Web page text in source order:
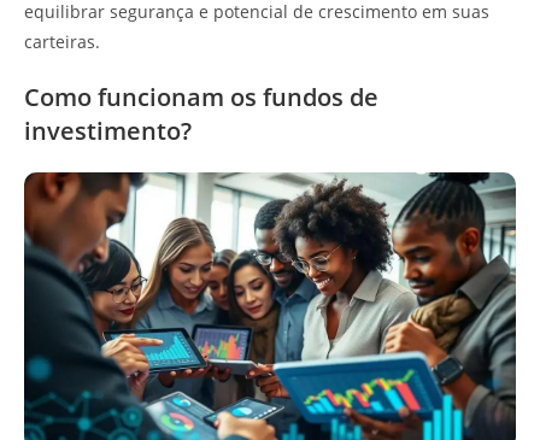
equilibrar segurança e potencial de crescimento em suas
carteiras.
Como funcionam os fundos de
investimento?